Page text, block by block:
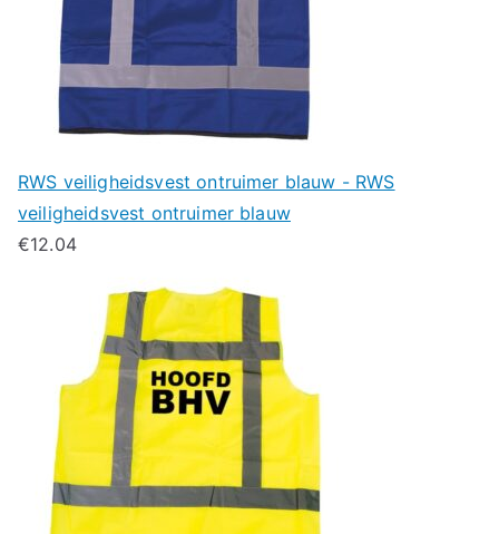
RWS veiligheidsvest ontruimer blauw - RWS
veiligheidsvest ontruimer blauw
€12.04